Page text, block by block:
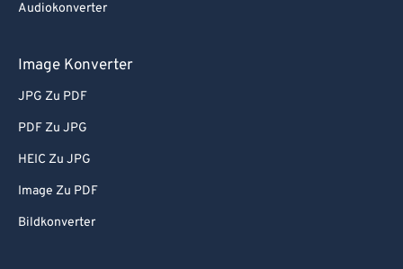
Audiokonverter
Image Konverter
JPG Zu PDF
PDF Zu JPG
HEIC Zu JPG
Image Zu PDF
Bildkonverter